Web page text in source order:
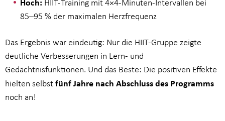
HIIT-Training mit 4×4-Minuten-Intervallen bei
85–95 % der maximalen Herzfrequenz
Das Ergebnis war eindeutig: Nur die HIIT-Gruppe zeigte
deutliche Verbesserungen in Lern- und
Gedächtnisfunktionen. Und das Beste: Die positiven Effekte
hielten selbstfünf Jahre nach Abschluss des Programms
noch an!